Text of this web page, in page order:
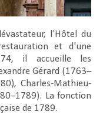
l'Hôtel du
et d'une
il accueille les
Gérard (1763–
Charles-Mathieu-
La fonction
de 1789.